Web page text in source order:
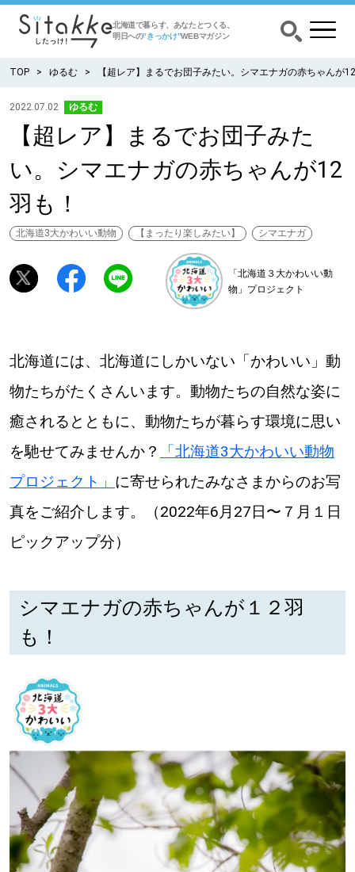
北海道で暮らす、あなたとつくる、
明日への”きっかけ”WEBマガジン
CATEGORY カテゴリー
食べる
出かける
暮らす
育む
深める
SitakkeTV
LOCAL ローカルエリア
札幌
道北
道南
道東
道央
KEYWORD
TOP ゆるむ 【超レア】まるでお団子みたい。シマエナガの赤ちゃんが
2022.07.02 ゆるむ
【超レア】まるでお団子みた
い。シマエナガの赤ちゃんが12
羽も！
北海道3大かわいい動物 【まったり楽しみたい】 シマエナガ
「北海道３大かわいい動
物」プロジェクト
北海道には、北海道にしかいない「かわいい」動
物たちがたくさんいます。動物たちの自然な姿に
癒されるとともに、動物たちが暮らす環境に思い
を馳せてみませんか？
「北海道3大かわいい動物
プロジェクト」 に寄せられたみなさまからのお写
真をご紹介します。（2022年6月27日〜７月１日
ピックアップ分）
シマエナガの赤ちゃんが１２羽
も！